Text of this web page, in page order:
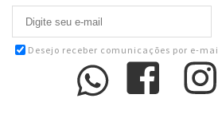
Desejo receber comunicações por e-